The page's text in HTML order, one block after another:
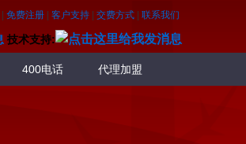
免费注册 客户支持 交费方式 联系我们
技术支持:
400电话 代理加盟